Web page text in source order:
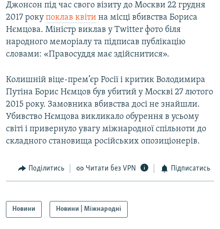
Джонсон під час свого візиту до Москви 22 грудня
2017 року поклав квіти на місці вбивства Бориса
Нємцова. Міністр виклав у Twitter фото біля
народного меморіалу та підписав публікацію
словами: «Правосуддя має здійснитися».
Колишній віце-прем’єр Росії і критик Володимира
Путіна Борис Нємцов був убитий у Москві 27 лютого
2015 року. Замовника вбивства досі не знайшли.
Убивство Нємцова викликало обурення в усьому
світі і привернуло увагу міжнародної спільноти до
складного становища російських опозиціонерів.
Поділитись Читати без VPN Підписатись
Новини Новини | Міжнародні